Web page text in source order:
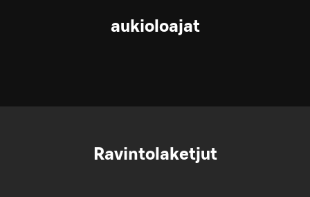
aukioloajat
Ravintolaketjut